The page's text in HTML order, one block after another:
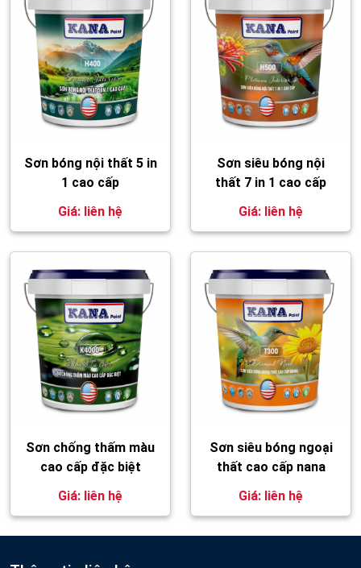
Sơn bóng nội thất 5 in
1 cao cấp
Giá: liên hệ
Sơn siêu bóng nội
thất 7 in 1 cao cấp
Giá: liên hệ
Sơn chống thấm màu
cao cấp đặc biệt
Giá: liên hệ
Sơn siêu bóng ngoại
thất cao cấp nana
Giá: liên hệ